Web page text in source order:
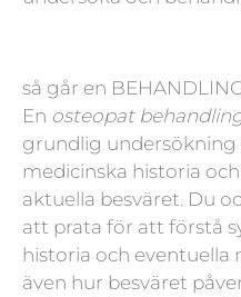
så går en
En osteopat
grundlig
medicinska historia
aktuella besväret. Du
att prata för att förstå
historia och eventuella
även hur besväret